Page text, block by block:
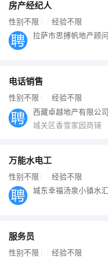
房产经纪人
性别不限 经验不限
电话销售
性别不限 经验不限
西藏卓越地产有限公司
城关区香雪家园商铺
万能水电工
性别不限 经验不限
城东幸福汤泉小镇水汇
服务员
性别不限 经验不限